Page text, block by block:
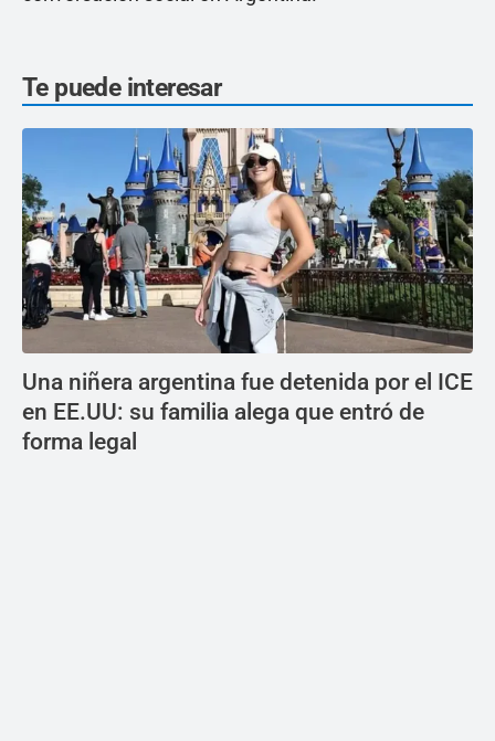
Te puede interesar
Una niñera argentina fue detenida por el ICE
en EE.UU: su familia alega que entró de
forma legal